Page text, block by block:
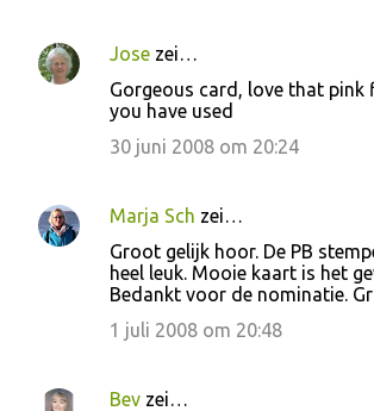
Jose zei…
Gorgeous card, love that pink
you have used
30 juni 2008 om 20:24
Marja Sch zei…
Groot gelijk hoor. De PB
heel leuk. Mooie kaart is het
Bedankt voor de nominatie.
1 juli 2008 om 20:48
Bev zei…